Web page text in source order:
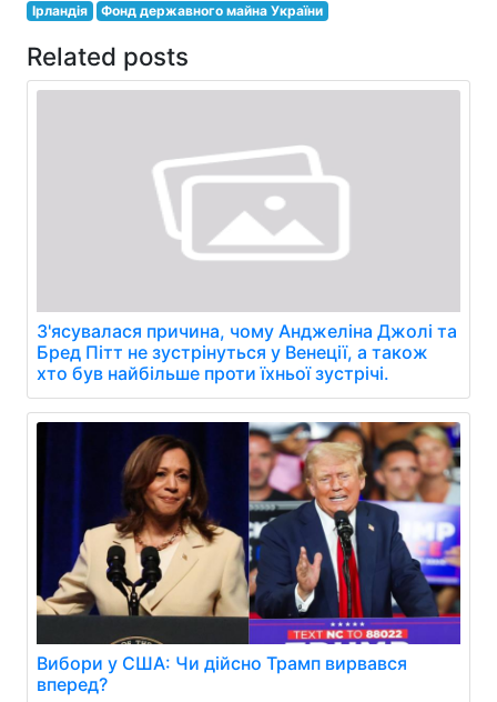
Ірландія
Фонд державного майна України
Related posts
З'ясувалася причина, чому Анджеліна Джолі та
Бред Пітт не зустрінуться у Венеції, а також
хто був найбільше проти їхньої зустрічі.
Вибори у США: Чи дійсно Трамп вирвався
вперед?